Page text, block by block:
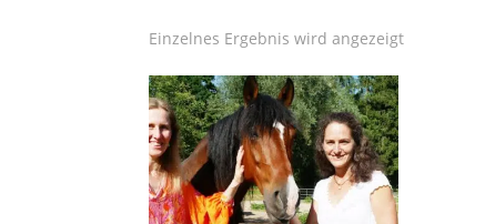
Einzelnes Ergebnis wird angezeigt